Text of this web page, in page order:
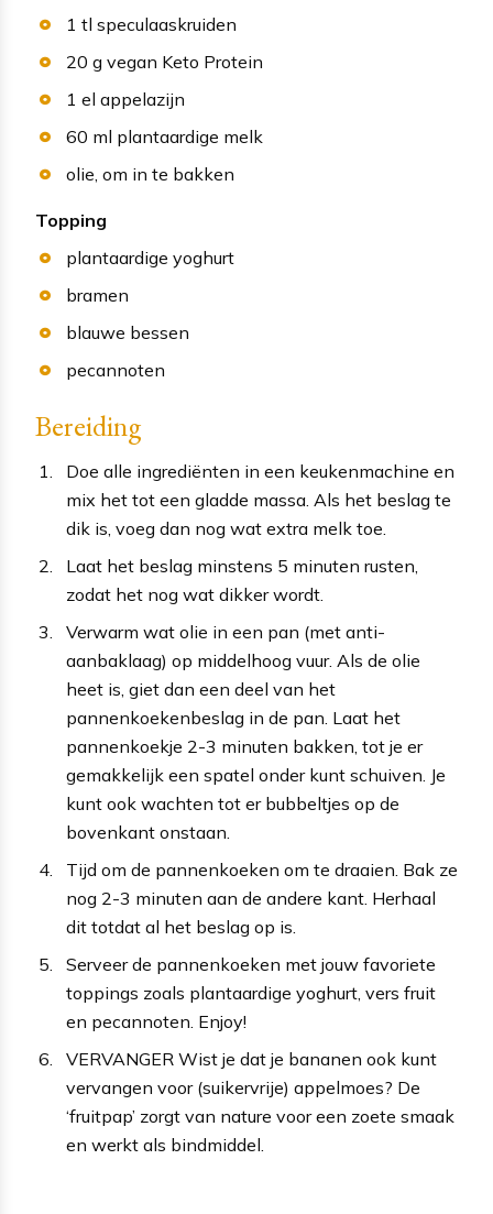
1 tl speculaaskruiden
20 g vegan Keto Protein
1 el appelazijn
60 ml plantaardige melk
olie, om in te bakken
Topping
plantaardige yoghurt
bramen
blauwe bessen
pecannoten
Bereiding
Doe alle ingrediënten in een keukenmachine en
mix het tot een gladde massa. Als het beslag te
dik is, voeg dan nog wat extra melk toe.
Laat het beslag minstens 5 minuten rusten,
zodat het nog wat dikker wordt.
Verwarm wat olie in een pan (met anti-
aanbaklaag) op middelhoog vuur. Als de olie
heet is, giet dan een deel van het
pannenkoekenbeslag in de pan. Laat het
pannenkoekje 2-3 minuten bakken, tot je er
gemakkelijk een spatel onder kunt schuiven. Je
kunt ook wachten tot er bubbeltjes op de
bovenkant onstaan.
Tijd om de pannenkoeken om te draaien. Bak ze
nog 2-3 minuten aan de andere kant. Herhaal
dit totdat al het beslag op is.
Serveer de pannenkoeken met jouw favoriete
toppings zoals plantaardige yoghurt, vers fruit
en pecannoten. Enjoy!
VERVANGER Wist je dat je bananen ook kunt
vervangen voor (suikervrije) appelmoes? De
‘fruitpap’ zorgt van nature voor een zoete smaak
en werkt als bindmiddel.